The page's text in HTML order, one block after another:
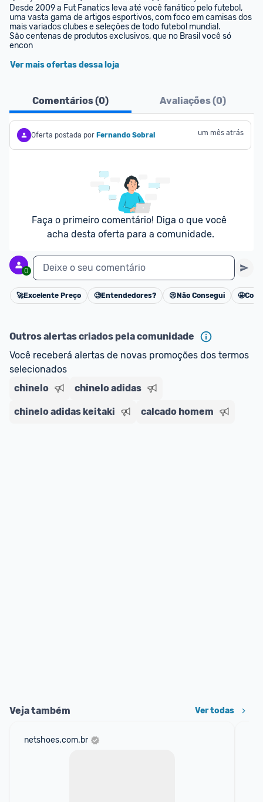
Desde 2009 a Fut Fanatics leva até você fanático pelo futebol,
uma vasta gama de artigos esportivos, com foco em camisas dos
mais variados clubes e seleções de todo futebol mundial.
São centenas de produtos exclusivos, que no Brasil você só
encon
Ver mais ofertas dessa loja
Comentários (0) Avaliações (0)
Oferta postada por Fernando Sobral um mês atrás
Faça o primeiro comentário! Diga o que você
acha desta oferta para a comunidade.
0 Deixe o seu comentário
Cancelar
🚀Excelente Preço 🧐Entendedores? 😢 Não Consegui 🤩
Outros alertas criados pela comunidade
Você receberá alertas de novas promoções dos termos
selecionados
chinelo
chinelo adidas
chinelo adidas keitaki calcado homem
Veja também Ver todas
netshoes.com.br